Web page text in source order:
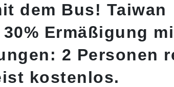
dem Bus! Taiwan
Ermäßigung
2 Personen
kostenlos.